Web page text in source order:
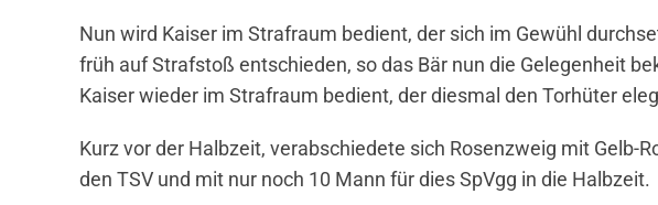
Nun wird Kaiser im Strafraum bedient, der sich im Gewühl
früh auf Strafstoß entschieden, so das Bär nun die Gelegenheit
Kaiser wieder im Strafraum bedient, der diesmal den Torhüter
Kurz vor der Halbzeit, verabschiedete sich Rosenzweig mit Gelb-
den TSV und mit nur noch 10 Mann für dies SpVgg in die Halbzeit.